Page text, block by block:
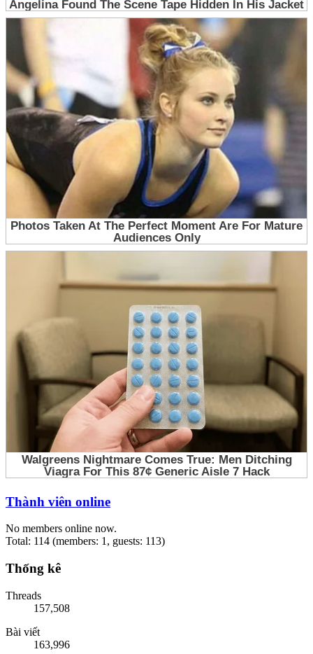
Thành viên online
No members online now.
Total: 114 (members: 1, guests: 113)
Thống kê
Threads
157,508
Bài viết
163,996